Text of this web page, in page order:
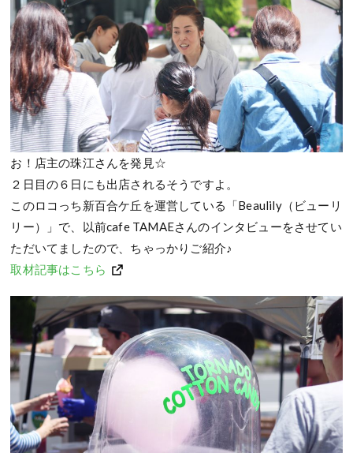
お！店主の珠江さんを発見☆
２日目の６日にも出店されるそうですよ。
このロコっち新百合ケ丘を運営している「Beaulily（ビューリ
リー）」で、以前cafe TAMAEさんのインタビューをさせてい
ただいてましたので、ちゃっかりご紹介♪
取材記事はこちら